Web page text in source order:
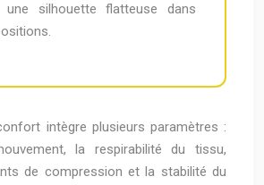
une silhouette flatteuse dans
intègre plusieurs paramètres :
la respirabilité du tissu,
de compression et la stabilité du